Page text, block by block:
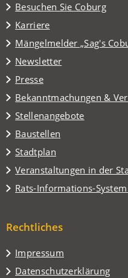
Besuchen Sie Coburg
(Öffnet
in
einem
neuen
Tab)
Karriere
Mängelmelder „Sag's
(Öffnet
in
einem
neuen
Tab)
Newsletter
Presse
Bekanntmachungen &
Stellenangebote
Baustellen
Stadtplan
(Öffnet
in
einem
neuen
Veranstaltungen in der
(Öffnet
in
einem
Tab)
Rats-Informations-System
(Öffnet
neuen
Rechtliches
Impressum
Datenschutzerklärung